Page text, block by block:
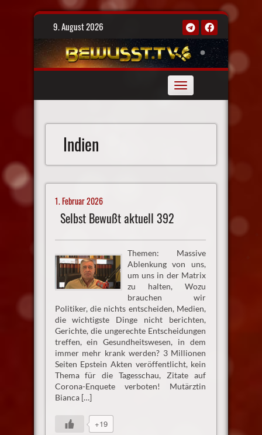
Skip
9. August 2026
Toggle
navigation
Indien
1. Februar 2026
Selbst Bewußt aktuell 392
Themen: Massive
Ablenkung von uns,
um uns in der Matrix
zu halten, Wozu
brauchen wir
Politiker, die nichts entscheiden, Medien,
die wichtigste Dinge nicht berichten,
Gerichte, die ungerechte Entscheidungen
treffen, ein Gesundheitswesen, in dem
immer mehr krank werden? 3 Millionen
Seiten Epstein Akten veröffentlicht, kein
Thema für die Tagesschau, Zitate auf
Corona-Enquete verboten! Mutärztin
Bianca […]
+19